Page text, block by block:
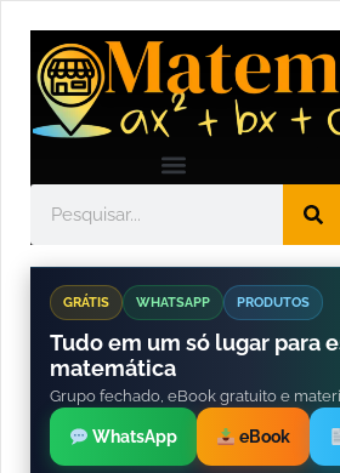
GRÁTIS WHATSAPP PRODUTOS
Tudo em um só lugar para
matemática
Grupo fechado, eBook gratuito e
WhatsApp eBook